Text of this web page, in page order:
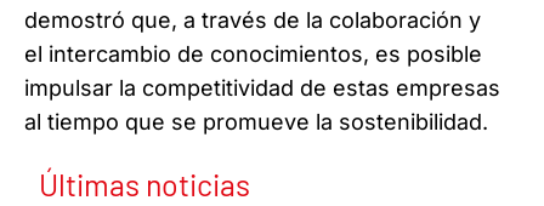
demostró que, a través de la colaboración y
el intercambio de conocimientos, es posible
impulsar la competitividad de estas empresas
al tiempo que se promueve la sostenibilidad.
Últimas noticias